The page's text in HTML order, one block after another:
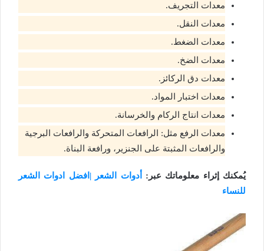
معدات التجريف.
معدات النقل.
معدات الضغط.
معدات الضخ.
معدات دق الركائز.
معدات اختبار المواد.
معدات انتاج الركام والخرسانة.
معدات الرفع مثل: الرافعات المتحركة والرافعات البرجية
والرافعات المثبتة على الجنزير، ورافعة البناة.
يُمكنك إثراء معلوماتك عبر:
أدوات الشعر |افضل ادوات الشعر
للنساء